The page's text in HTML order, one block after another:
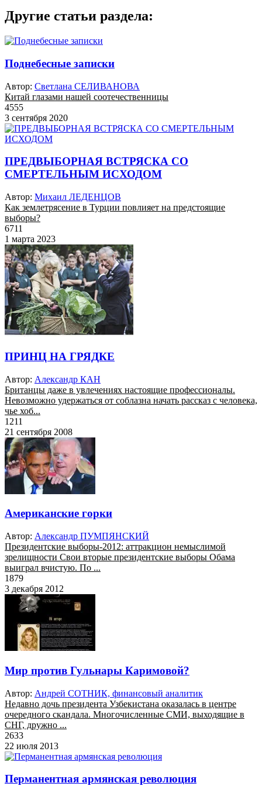
Другие статьи раздела:
Поднебесные записки
Автор: Светлана СЕЛИВАНОВА
Китай глазами нашей соотечественницы
4555
3 сентября 2020
ПРЕДВЫБОРНАЯ ВСТРЯСКА СО
СМЕРТЕЛЬНЫМ ИСХОДОМ
Автор: Михаил ЛЕДЕНЦОВ
Как землетрясение в Турции повлияет на предстоящие
выборы?
6711
1 марта 2023
ПРИНЦ НА ГРЯДКЕ
Автор: Александр КАН
Британцы даже в увлечениях настоящие профессионалы.
Невозможно удержаться от соблазна начать рассказ с человека,
чье хоб...
1211
21 сентября 2008
Американские горки
Автор: Александр ПУМПЯНСКИЙ
Президентские выборы-2012: аттракцион немыслимой
зрелищности Свои вторые президентские выборы Обама
выиграл вчистую. По ...
1879
3 декабря 2012
Мир против Гульнары Каримовой?
Автор: Андрей СОТНИК, финансовый аналитик
Недавно дочь президента Узбекистана оказалась в центре
очередного скандала. Многочисленные СМИ, выходящие в
СНГ, дружно ...
2633
22 июля 2013
Перманентная армянская революция